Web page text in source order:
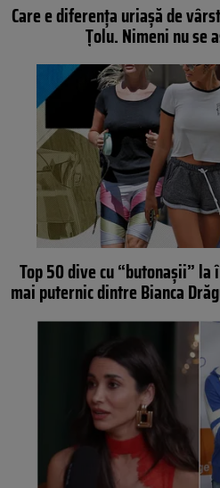
Care e diferența uriașă de
Țolu. Nimeni nu se
Top 50 dive cu “butonașii”
mai puternic dintre Bianca